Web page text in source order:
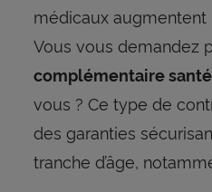
médicaux augmentent
Vous vous demandez
complémentaire
vous ? Ce type de
des garanties
tranche d’âge,